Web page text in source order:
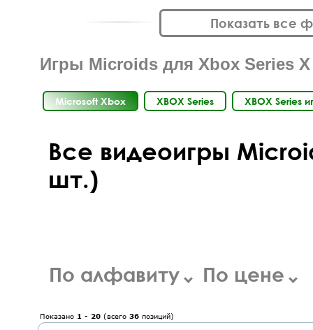
Показать все
Игры Microids для Xbox Series X
Microsoft Xbox XBOX Series XBOX Series
Все видеоигры
шт.)
По алфавиту По цене
Показано 1 - 20 (всего 36 позиций)